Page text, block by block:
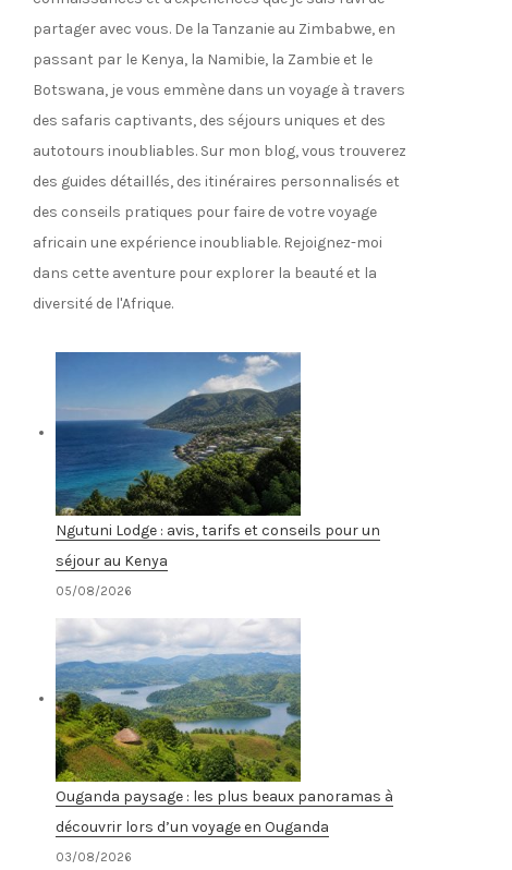
partager avec vous. De la Tanzanie au Zimbabwe, en
passant par le Kenya, la Namibie, la Zambie et le
Botswana, je vous emmène dans un voyage à travers
des safaris captivants, des séjours uniques et des
autotours inoubliables. Sur mon blog, vous trouverez
des guides détaillés, des itinéraires personnalisés et
des conseils pratiques pour faire de votre voyage
africain une expérience inoubliable. Rejoignez-moi
dans cette aventure pour explorer la beauté et la
diversité de l'Afrique.
Ngutuni Lodge : avis, tarifs et conseils pour un
séjour au Kenya
05/08/2026
Ouganda paysage : les plus beaux panoramas à
découvrir lors d’un voyage en Ouganda
03/08/2026